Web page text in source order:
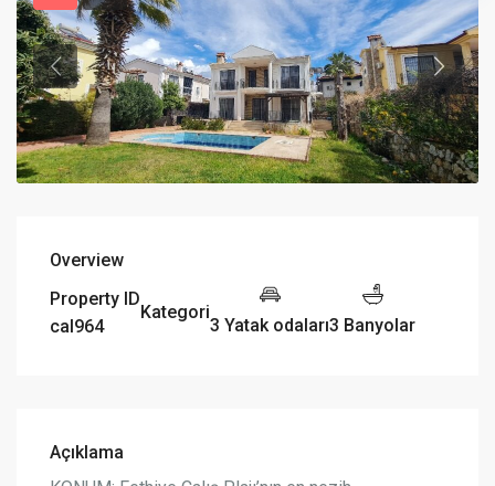
Overview
Property ID
cal964
Kategori
3 Yatak odaları3 Banyolar
Açıklama